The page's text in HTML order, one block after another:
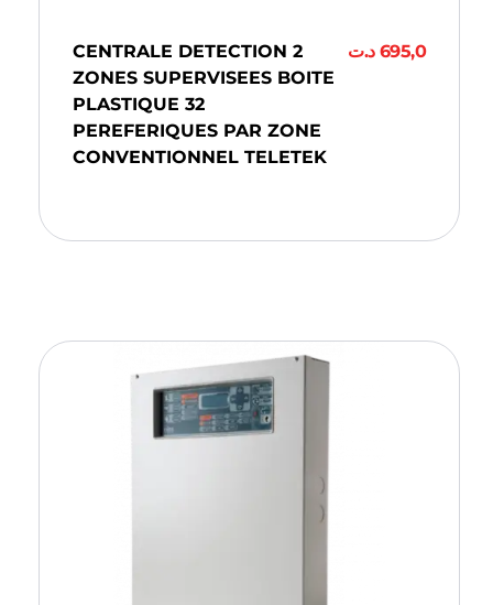
CENTRALE DETECTION 2
ZONES SUPERVISEES BOITE
PLASTIQUE 32
PEREFERIQUES PAR ZONE
CONVENTIONNEL TELETEK
695,0 د.ت